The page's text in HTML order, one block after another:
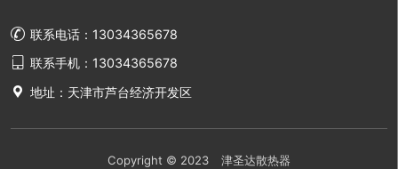
 联系电话：13034365678
 联系手机：13034365678
 地址：天津市芦台经济开发区
Copyright © 2023 津圣达散热器